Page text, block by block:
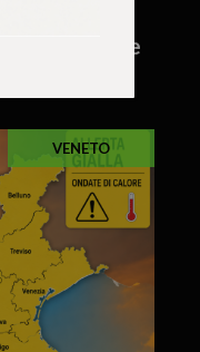
il fiume si
guerra e
VENETO